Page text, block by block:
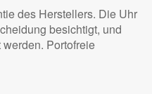
des Herstellers. Die Uhr
besichtigt, und
Portofreie